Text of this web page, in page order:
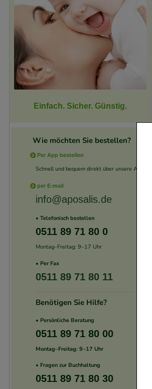
Einfach. Sicher. Günstig.
Wie möchten Sie bestellen?
Per App bestellen
Schnell und bequem direkt über unsere App.
per E-mail
info@aposalis.de
• Telefonisch bestellen
0511 89 71 80 0
Montag–Freitag: 9–17 Uhr
• Per Fax
0511 89 71 80 11
Benötigen Sie Hilfe?
• Persönliche Beratung
0511 89 71 80 00
Montag–Freitag: 9–17 Uhr
• Fragen zur Buchhaltung
0511 89 71 80 30